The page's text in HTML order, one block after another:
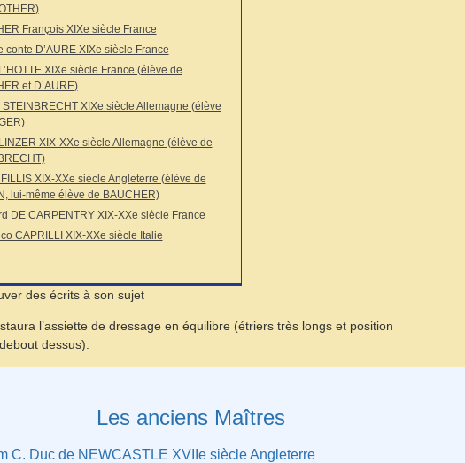
François XIXe siècle France
conte D’AURE XIXe siècle France
XIXe siècle France (élève de
et D’AURE)
STEINBRECHT XIXe siècle Allemagne (élève
XIX-XXe siècle Allemagne (élève de
XIX-XXe siècle Angleterre (élève de
lui-même élève de BAUCHER)
DE CARPENTRY XIX-XXe siècle France
CAPRILLI XIX-XXe siècle Italie
des écrits à son sujet
l’assiette de dressage en équilibre (étriers très longs et position
dessus).
Les anciens Maîtres
C. Duc de NEWCASTLE XVIIe siècle Angleterre